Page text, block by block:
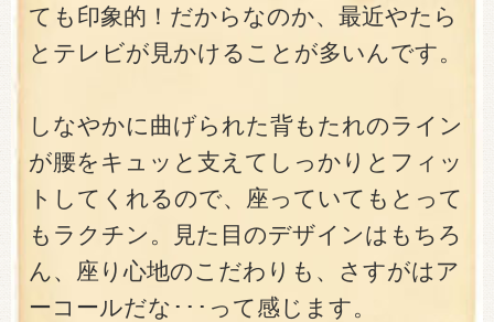
ても印象的！だからなのか、最近やたら
とテレビが見かけることが多いんです。
しなやかに曲げられた背もたれのライン
が腰をキュッと支えてしっかりとフィッ
トしてくれるので、座っていてもとって
もラクチン。見た目のデザインはもちろ
ん、座り心地のこだわりも、さすがはア
ーコールだな･･･って感じます。